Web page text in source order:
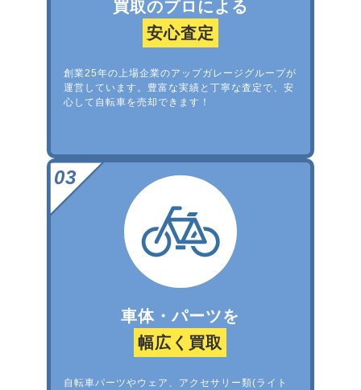
買取のプロによる
安心査定
創業25年の上場企業のアップガレージグループが
運営しています。豊富な実績と丁寧な査定で、安
心して自転車を売却できます！
車体・パーツを
幅広く買取
自転車パーツやウェア、アクセサリー類(ライト